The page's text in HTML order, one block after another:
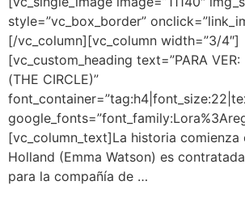
style=”vc_box_border”
[/vc_column][vc_column width=”3/4″]
[vc_custom_heading text=”PARA VER:
(THE CIRCLE)”
[vc_column_text]La historia comienza
Holland (Emma Watson) es
para la compañía de …